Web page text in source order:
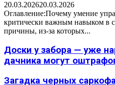
20.03.202620.03.2026
Оглавление:Почему умение
критически важным навыком в
причины, из-за которых...
Доски у забора — уже
дачника могут
Загадка черных